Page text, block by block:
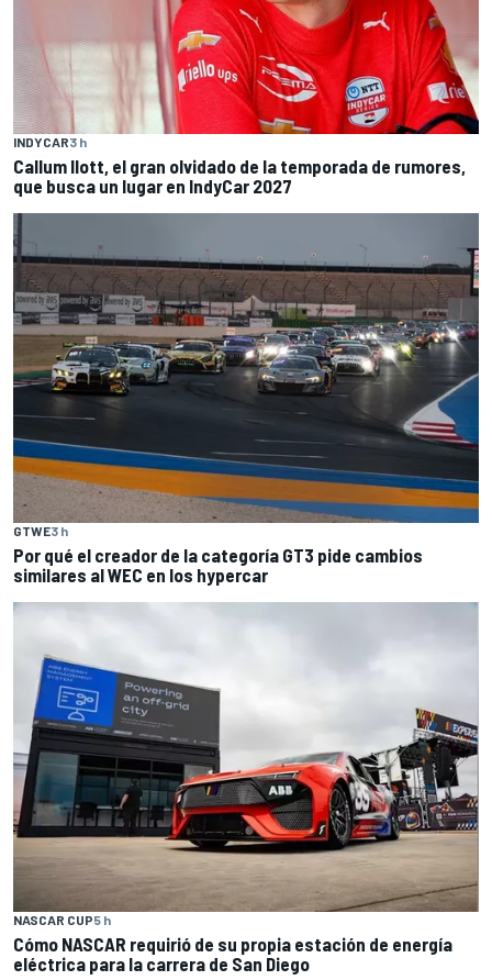
INDYCAR3 h
Callum Ilott, el gran olvidado de la temporada de rumores,
que busca un lugar en IndyCar 2027
GTWE3 h
Por qué el creador de la categoría GT3 pide cambios
similares al WEC en los hypercar
NASCAR CUP5 h
Cómo NASCAR requirió de su propia estación de energía
eléctrica para la carrera de San Diego